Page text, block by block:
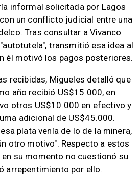
informal solicitada por Lagos
un conflicto judicial entre una
Tras consultar a Vivanco
transmitió esa idea al
él motivó los pagos posteriores.
recibidas, Migueles detalló que
año recibió US$15.000, en
otros US$10.000 en efectivo y
adicional de US$45.000.
plata venía de lo de la minera,
otro motivo". Respecto a estos
su momento no cuestionó su
arrepentimiento por ello.